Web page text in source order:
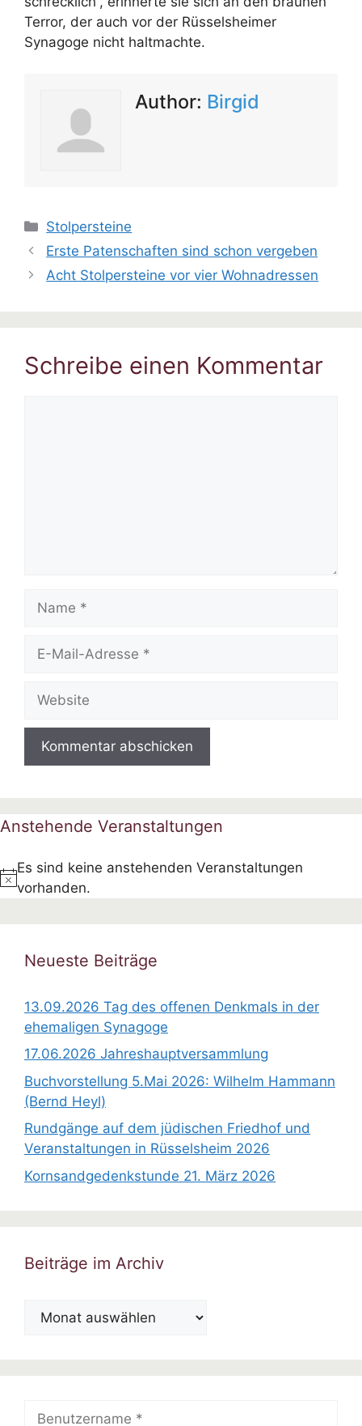
Terror, der auch vor der Rüsselsheimer
Synagoge nicht haltmachte.
Author: Birgid
Kategorien
Stolpersteine
Erste Patenschaften sind schon vergeben
Acht Stolpersteine vor vier Wohnadressen
Schreibe einen Kommentar
Mail-
Anstehende Veranstaltungen
H
n
Es sind keine anstehenden Veranstaltungen
vorhanden.
Neueste Beiträge
13.09.2026 Tag des offenen Denkmals in der
ehemaligen Synagoge
17.06.2026 Jahreshauptversammlung
Buchvorstellung 5.Mai 2026: Wilhelm Hammann
(Bernd Heyl)
Rundgänge auf dem jüdischen Friedhof und
Veranstaltungen in Rüsselsheim 2026
Kornsandgedenkstunde 21. März 2026
Beiträge im Archiv
Beiträge